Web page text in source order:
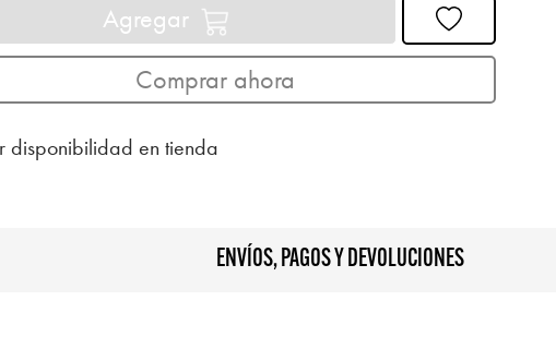
Agregar
Comprar ahora
disponibilidad en tienda
ENVÍOS, PAGOS Y DEVOLUCIONES